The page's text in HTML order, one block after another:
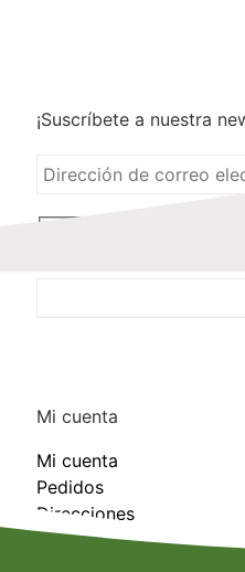
¡Suscríbete a nuestra
Mi cuenta
Mi cuenta
Pedidos
Direcciones